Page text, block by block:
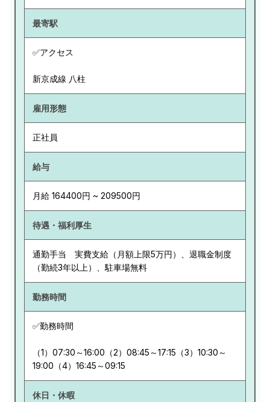
最寄駅
✅アクセス
新京成線 八柱
雇用形態
正社員
給与
月給 164400円 ~ 209500円
待遇・福利厚生
通勤手当 実費支給（月額上限5万円）、退職金制度
（勤続3年以上）、駐車場無料
勤務時間
✅勤務時間
（1）07:30～16:00（2）08:45～17:15（3）10:30～
19:00（4）16:45～09:15
休日・休暇